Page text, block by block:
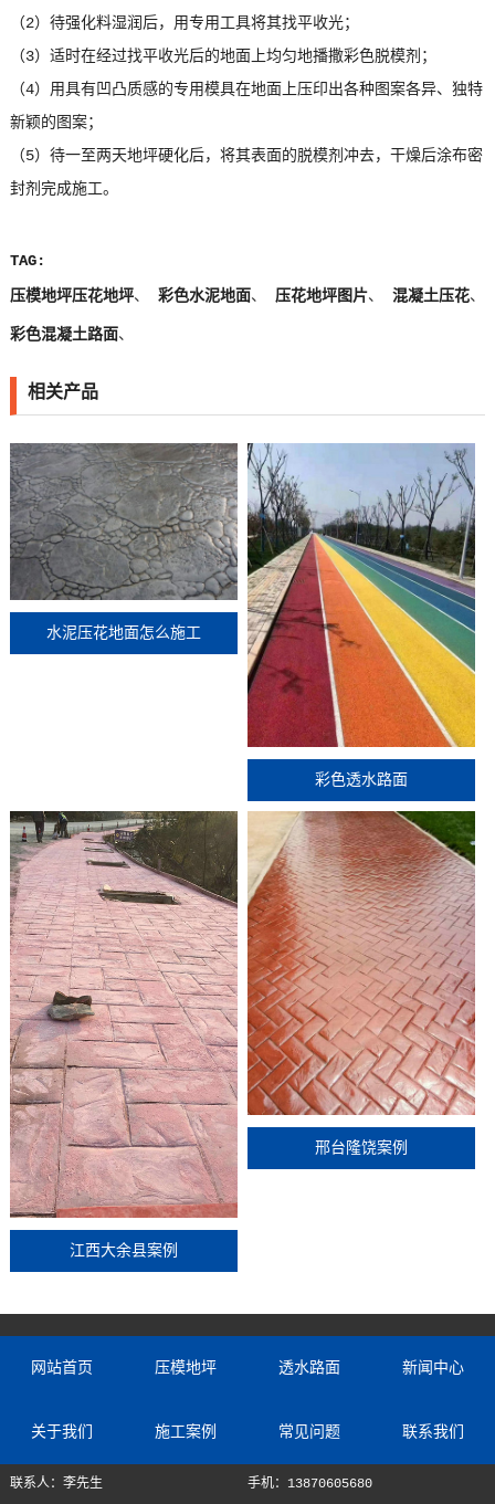
（2）待强化料湿润后，用专用工具将其找平收光；
（3）适时在经过找平收光后的地面上均匀地播撒彩色脱模剂；
（4）用具有凹凸质感的专用模具在地面上压印出各种图案各异、独特
新颖的图案；
（5）待一至两天地坪硬化后，将其表面的脱模剂冲去，干燥后涂布密
封剂完成施工。
TAG:
压模地坪压花地坪、 彩色水泥地面、 压花地坪图片、 混凝土压花、
彩色混凝土路面、
相关产品
水泥压花地面怎么施工
彩色透水路面
江西大余县案例
邢台隆饶案例
网站首页 压模地坪 透水路面 新闻中心
关于我们 施工案例 常见问题 联系我们
联系人：李先生 手机：13870605680